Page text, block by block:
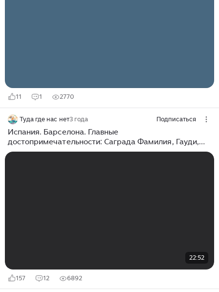
11 1 2770
Туда где нас нет3 года Подписаться
Испания. Барселона. Главные
достопримечательности: Саграда Фамилия, Гауди,
Пикассо, море и пляжи.
22:52
157 12 6892